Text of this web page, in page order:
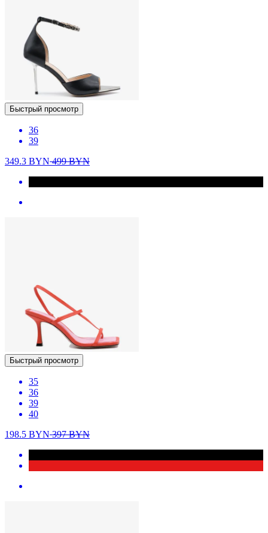
Быстрый просмотр
36
39
349.3 BYN499BYN
Быстрый просмотр
35
36
39
40
198.5 BYN397BYN